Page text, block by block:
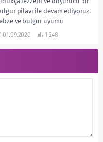
pilavı ile devam ediyoruz.
ve bulgur uyumu
Tereyağlı Sebzeli
01.09.2020 1.248